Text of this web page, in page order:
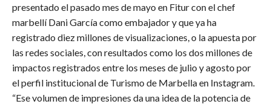
presentado el pasado mes de mayo en Fitur con el chef
marbellí Dani García como embajador y que ya ha
registrado diez millones de visualizaciones, o la apuesta por
las redes sociales, con resultados como los dos millones de
impactos registrados entre los meses de julio y agosto por
el perfil institucional de Turismo de Marbella en Instagram.
“Ese volumen de impresiones da una idea de la potencia de